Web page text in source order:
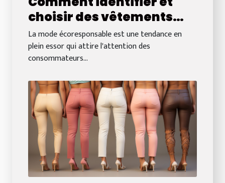
choisir des vêtements
écoresponsables pour un
style durable
La mode écoresponsable est une tendance en
plein essor qui attire l'attention des
consommateurs...